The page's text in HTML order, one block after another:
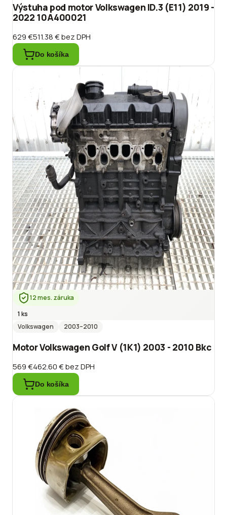
Výstuha pod motor Volkswagen ID.3 (E11) 2019 -
2022 10A400021
629 €511.38 €bez DPH
Do košíka
12 mes. záruka
1 ks
Volkswagen
2003–2010
Motor Volkswagen Golf V (1K1) 2003 - 2010 Bkc
569 €462.60 €bez DPH
Do košíka